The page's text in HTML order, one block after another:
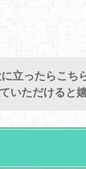
立ったらこち
いただけると